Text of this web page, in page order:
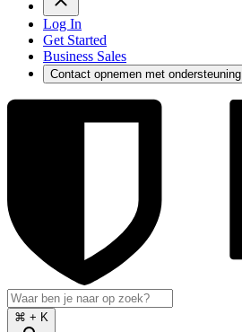
Log In
Get Started
Business Sales
Contact opnemen met ondersteuning
⌘ + K